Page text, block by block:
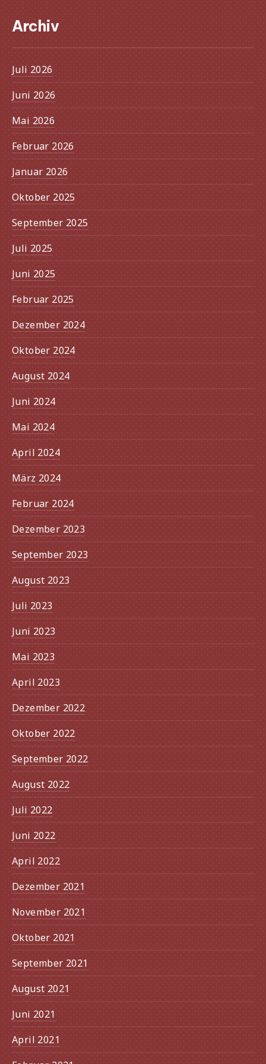
Archiv
Juli 2026
Juni 2026
Mai 2026
Februar 2026
Januar 2026
Oktober 2025
September 2025
Juli 2025
Juni 2025
Februar 2025
Dezember 2024
Oktober 2024
August 2024
Juni 2024
Mai 2024
April 2024
März 2024
Februar 2024
Dezember 2023
September 2023
August 2023
Juli 2023
Juni 2023
Mai 2023
April 2023
Dezember 2022
Oktober 2022
September 2022
August 2022
Juli 2022
Juni 2022
April 2022
Dezember 2021
November 2021
Oktober 2021
September 2021
August 2021
Juni 2021
April 2021